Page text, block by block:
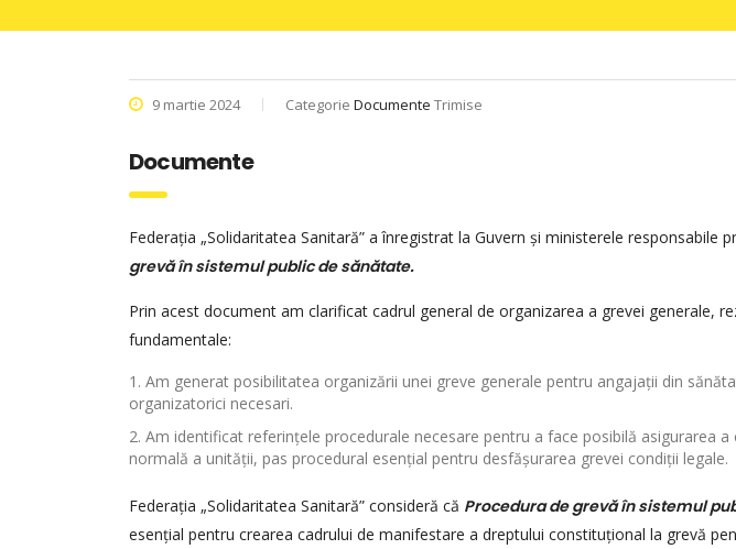
9 martie 2024 Categorie Documente Trimise
Documente
Federația „Solidaritatea Sanitară” a înregistrat la Guvern și ministerele responsabile
grevă în sistemul public de sănătate.
Prin acest document am clarificat cadrul general de organizarea a grevei generale,
fundamentale:
Am generat posibilitatea organizării unei greve generale pentru angajații din
organizatorici necesari.
Am identificat referințele procedurale necesare pentru a face posibilă asigurarea
normală a unității, pas procedural esențial pentru desfășurarea grevei condiții legale.
Federația „Solidaritatea Sanitară” consideră că Procedura de grevă în sistemul
esențial pentru crearea cadrului de manifestare a dreptului constituțional la grevă